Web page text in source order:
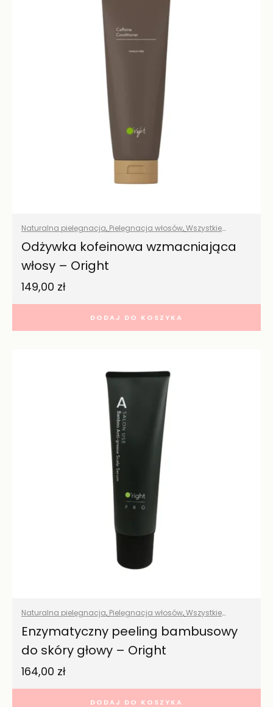
Naturalna pielęgnacja, Pielęgnacja włosów,Wszystkie
produkty
Odżywka kofeinowa wzmacniająca
włosy – Oright
149,00 zł
DODAJ DO KOSZYKA
Naturalna pielęgnacja, Pielęgnacja włosów,Wszystkie
produkty
Enzymatyczny peeling bambusowy
do skóry głowy – Oright
164,00 zł
DODAJ DO KOSZYKA